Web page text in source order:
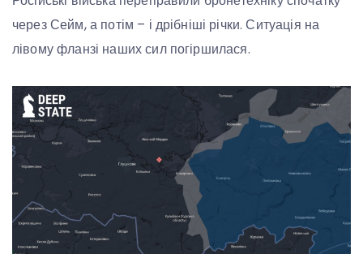
через Сейм, а потім – і дрібніші річки. Ситуація на
лівому фланзі наших сил погіршилася.